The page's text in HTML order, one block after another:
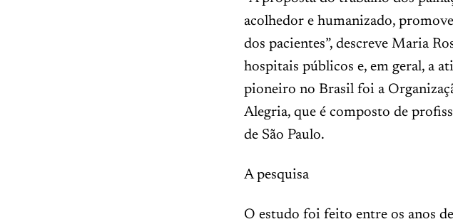
acolhedor e humanizado,
dos pacientes”, descreve Maria
hospitais públicos e, em geral, a
pioneiro no Brasil foi a
Alegria, que é composto de
de São Paulo.
A pesquisa
O estudo foi feito entre os anos